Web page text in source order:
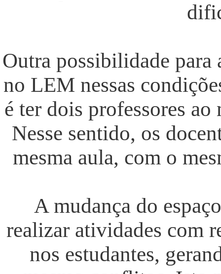
Outra possibilidade
no LEM nessas
é ter dois professores ao
Nesse sentido, os
mesma aula, com o
A mudança do
realizar atividades com
nos estudantes,